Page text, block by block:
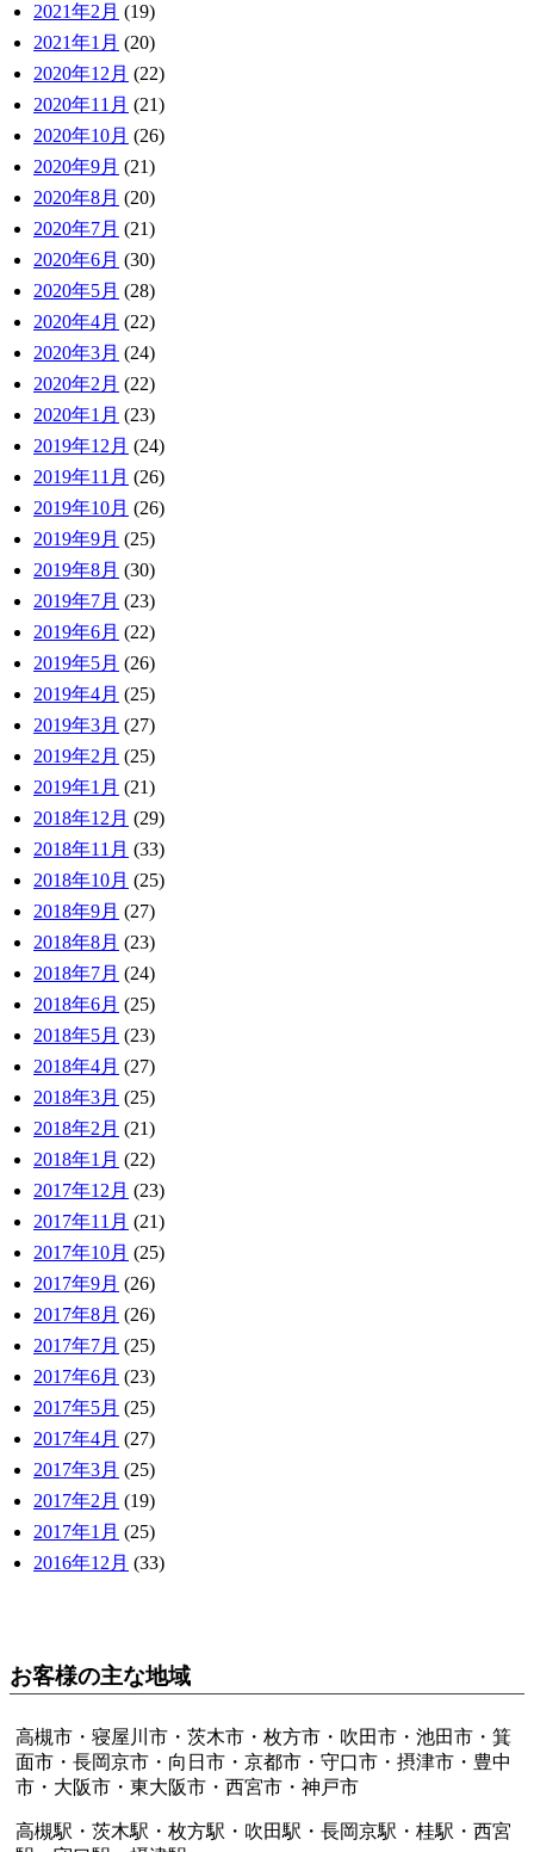
2021年2月 (19)
2021年1月 (20)
2020年12月 (22)
2020年11月 (21)
2020年10月 (26)
2020年9月 (21)
2020年8月 (20)
2020年7月 (21)
2020年6月 (30)
2020年5月 (28)
2020年4月 (22)
2020年3月 (24)
2020年2月 (22)
2020年1月 (23)
2019年12月 (24)
2019年11月 (26)
2019年10月 (26)
2019年9月 (25)
2019年8月 (30)
2019年7月 (23)
2019年6月 (22)
2019年5月 (26)
2019年4月 (25)
2019年3月 (27)
2019年2月 (25)
2019年1月 (21)
2018年12月 (29)
2018年11月 (33)
2018年10月 (25)
2018年9月 (27)
2018年8月 (23)
2018年7月 (24)
2018年6月 (25)
2018年5月 (23)
2018年4月 (27)
2018年3月 (25)
2018年2月 (21)
2018年1月 (22)
2017年12月 (23)
2017年11月 (21)
2017年10月 (25)
2017年9月 (26)
2017年8月 (26)
2017年7月 (25)
2017年6月 (23)
2017年5月 (25)
2017年4月 (27)
2017年3月 (25)
2017年2月 (19)
2017年1月 (25)
2016年12月 (33)
お客様の主な地域
高槻市・寝屋川市・茨木市・枚方市・吹田市・池田市・箕
面市・長岡京市・向日市・京都市・守口市・摂津市・豊中
市・大阪市・東大阪市・西宮市・神戸市
高槻駅・茨木駅・枚方駅・吹田駅・長岡京駅・桂駅・西宮